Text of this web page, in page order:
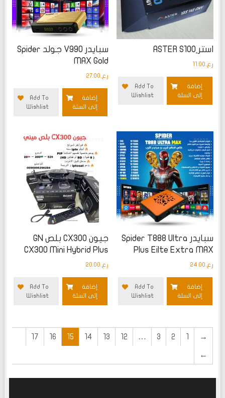
استر ِASTER S100
ر.ع. 11.00
إضافة
إلى السلة
Add To
Wishlist
سبايدر V990 جولد Spider
MAX Gold
ر.ع. 27.00
إضافة
إلى السلة
Add To
Wishlist
سبايدر Spider T888 Ultra
Plus Eilte Extra MAX
تم
التقييم
0
من
5
ر.ع. 24.00
إضافة
إلى السلة
Add To
Wishlist
جيون CX300 بلص GN
CX300 Mini Hybrid Plus
التقييم
ر.ع. 20.00
إضافة
إلى السلة
Add To
Wishlist
→
1
2
3
…
12
13
14
15
16
17
←